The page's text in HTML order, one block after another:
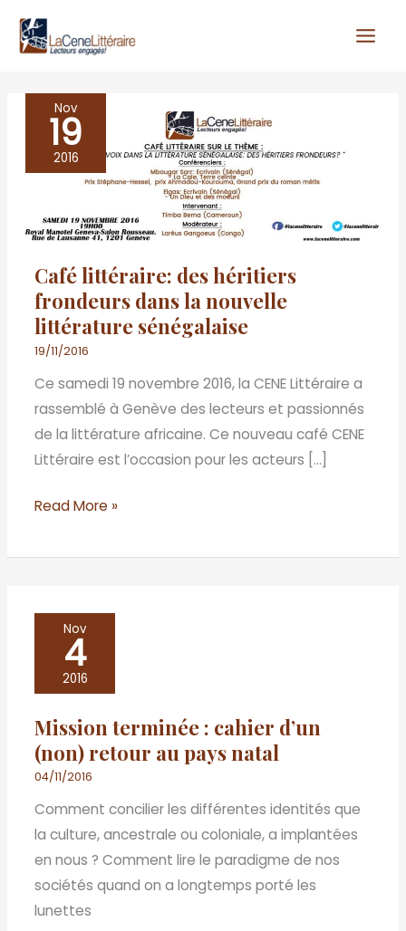
Nov
19
2016
Café littéraire: des héritiers
frondeurs dans la nouvelle
littérature sénégalaise
19/11/2016
Ce samedi 19 novembre 2016, la CENE Littéraire a
rassemblé à Genève des lecteurs et passionnés
de la littérature africaine. Ce nouveau café CENE
Littéraire est l’occasion pour les acteurs […]
Café
littéraire: des
héritiers
dans
nouvelle
littérature
sénégalaise
Read More »
Nov
4
2016
Mission terminée : cahier d’un
(non) retour au pays natal
04/11/2016
Comment concilier les différentes identités que
la culture, ancestrale ou coloniale, a implantées
en nous ? Comment lire le paradigme de nos
sociétés quand on a longtemps porté les
lunettes
Mission
terminée
d’un
(non)
retour
au
pays
natal